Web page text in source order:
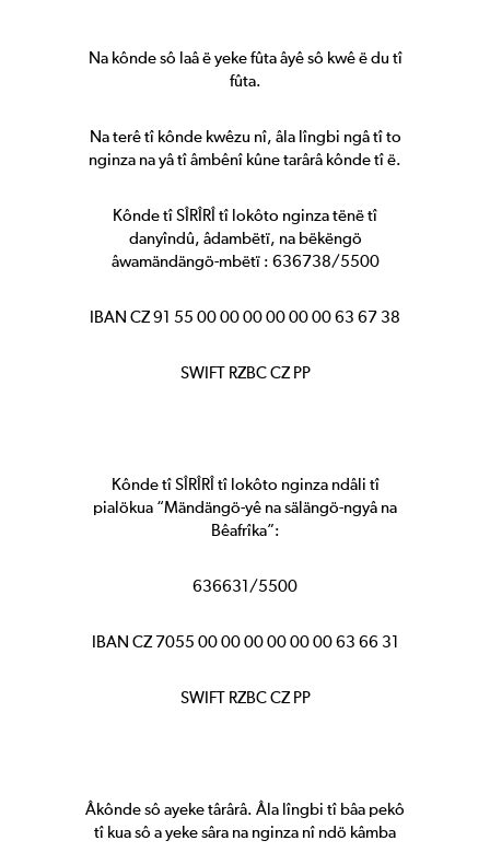
Na kônde sô laâ ë yeke fûta âyê sô kwê ë du tî
fûta.
Na terê tî kônde kwêzu nî, âla lîngbi ngâ tî to
nginza na yâ tî âmbênî kûne tarârâ kônde tî ë.
Kônde tî SÎRÎRÎ tî lokôto nginza tënë tî
danyîndû, âdambëtï, na bëkëngö
âwamändängö-mbëtï : 636738/5500
IBAN CZ 91 55 00 00 00 00 00 00 63 67 38
SWIFT RZBC CZ PP
Kônde tî SÎRÎRÎ tî lokôto nginza ndâli tî
pialökua “Mändängö-yê na sälängö-ngyâ na
Bêafrîka”:
636631/5500
IBAN CZ 7055 00 00 00 00 00 00 63 66 31
SWIFT RZBC CZ PP
Âkônde sô ayeke târârâ. Âla lîngbi tî bâa pekô
tî kua sô a yeke sâra na nginza nî ndö kâmba